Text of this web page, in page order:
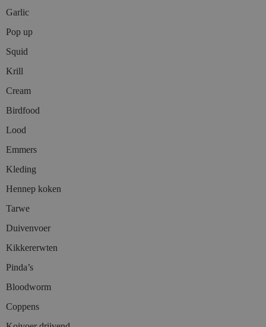
Garlic
Pop up
Squid
Krill
Cream
Birdfood
Lood
Emmers
Kleding
Hennep koken
Tarwe
Duivenvoer
Kikkererwten
Pinda’s
Bloodworm
Coppens